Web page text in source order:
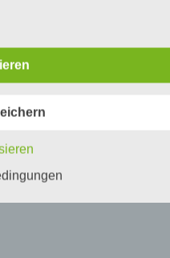
Lücking
Beauftragte für den